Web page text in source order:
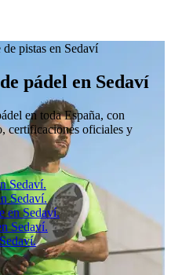
pistas en Sedaví
pádel en Sedaví
en toda España, con
certificaciones oficiales y
Sedaví.
Sedaví.
en Sedaví.
Sedaví.